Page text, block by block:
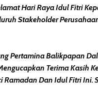
Hari Raya Idul Fitri
Stakeholder
Pertamina Balikpapan
Terima Kasih
Dan Idul Fitri Ini.